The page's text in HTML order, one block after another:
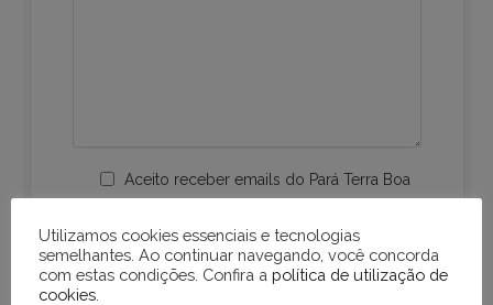
Aceito receber emails do Pará Terra Boa
Utilizamos cookies essenciais e tecnologias
semelhantes. Ao continuar navegando, você concorda
com estas condições. Confira a política de utilização de
cookies